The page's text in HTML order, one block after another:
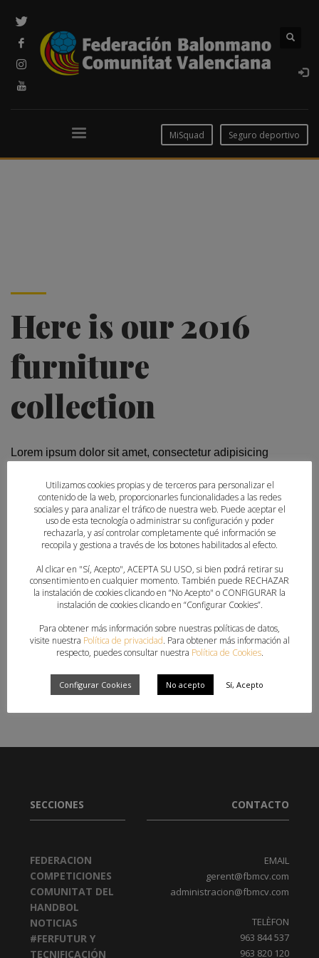
MiSquad Seguro deportivo
Here is our 2016
furniture
collection
Lorem ipsum dolor sit amet, consectetur adipisicing
dolore magna aliqua. Ut enim ad minim veniam, quis
nostrud exercitation ullamco.
SECCIONES
FEDERACION
COMPETICIONES
COMUNITAT DEL
HANDBOL
NOTICIAS
#FERFUTUR Y
TECNIFICACIÓN
CONTACTO
EMAIL
gerent@fbmcv.com
administracion@fbmcv.com
TELÈFON
963 844 537
963 820 120
Utilizamos cookies propias y de terceros para personalizar el
contenido de la web, proporcionarles funcionalidades a las redes
sociales y para analizar el tráfico de nuestra web. Puede aceptar el
uso de esta tecnología o administrar su configuración y poder
rechazarla, y así controlar completamente qué información se
recopila y gestiona a través de los botones habilitados al efecto.
Al clicar en "Sí, Acepto", ACEPTA SU USO, si bien podrá retirar su
consentimiento en cualquier momento. También puede RECHAZAR
la instalación de cookies clicando en “No Acepto" o CONFIGURAR la
instalación de cookies clicando en “Configurar Cookies”.
Para obtener más información sobre nuestras políticas de datos,
visite nuestra Política de privacidad. Para obtener más información al
respecto, puedes consultar nuestra Política de Cookies.
Configurar Cookies No acepto Sí, Acepto